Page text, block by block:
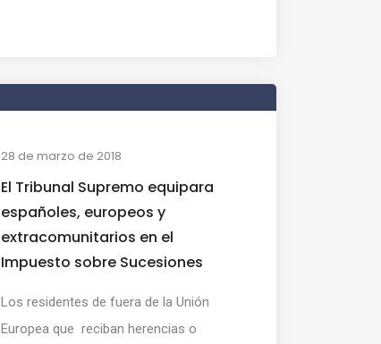
28 de marzo de 2018
El Tribunal Supremo equipara
españoles, europeos y
extracomunitarios en el
Impuesto sobre Sucesiones
Los residentes de fuera de la Unión
Europea que reciban herencias o